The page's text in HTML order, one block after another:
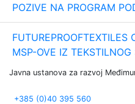
POZIVE NA PROGRAM
FUTUREPROOFTEXTILES
MSP-OVE IZ TEKSTILNOG
Javna ustanova za razvoj
+385 (0)40 395 560